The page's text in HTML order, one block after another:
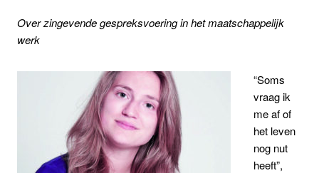
Over zingevende gespreksvoering in het maatschappelijk
werk
“Soms
vraag ik
me af of
het leven
nog nut
heeft”,